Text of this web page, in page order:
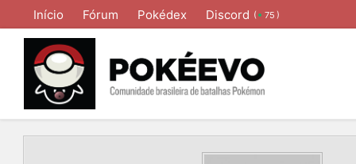
Início Fórum Pokédex Discord ( 75 )